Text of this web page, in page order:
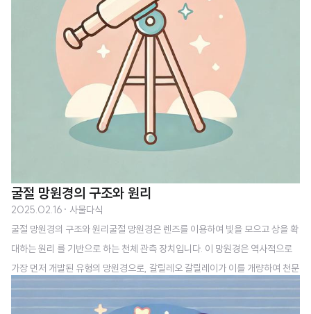
굴절 망원경의 구조와 원리
2025.02.16 · 사물다식
굴절 망원경의 구조와 원리굴절 망원경은 렌즈를 이용하여 빛을 모으고 상을 확
대하는 원리 를 기반으로 하는 천체 관측 장치입니다. 이 망원경은 역사적으로
가장 먼저 개발된 유형의 망원경으로, 갈릴레오 갈릴레이가 이를 개량하여 천문
관측에 활용하면서 널리 알려지게 되었습니다.굴절 망원경의 구조와 원리에 대
해 자세히 살펴보겠습니다.굴절 망원경의 기본 구조굴절 망원경은 기본적으로